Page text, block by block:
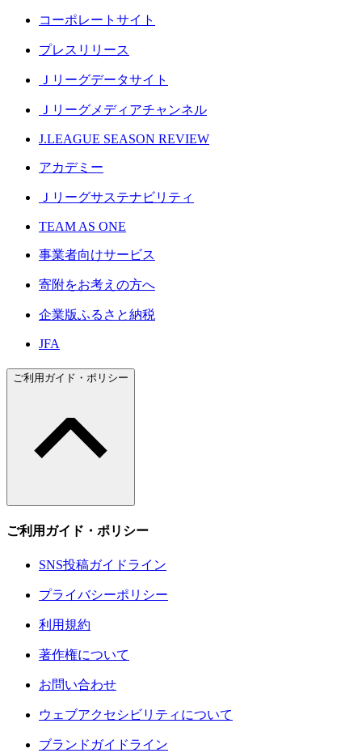
コーポレートサイト
プレスリリース
Ｊリーグデータサイト
Ｊリーグメディアチャンネル
J.LEAGUE SEASON REVIEW
アカデミー
Ｊリーグサステナビリティ
TEAM AS ONE
事業者向けサービス
寄附をお考えの方へ
企業版ふるさと納税
JFA
ご利用ガイド・ポリシー
ご利用ガイド・ポリシー
SNS投稿ガイドライン
プライバシーポリシー
利用規約
著作権について
お問い合わせ
ウェブアクセシビリティについて
ブランドガイドライン